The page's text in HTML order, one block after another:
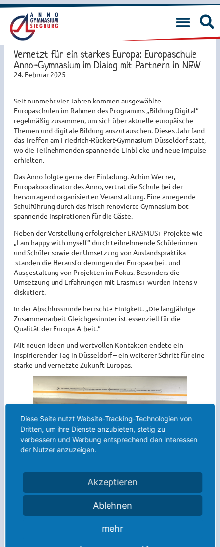
Vernetzt für ein starkes Europa: Europaschule
Anno-Gymnasium im Dialog mit Partnern in NRW
24. Februar 2025
Seit nunmehr vier Jahren kommen ausgewählte
Europaschulen im Rahmen des Programms „Bildung Digital“
regelmäßig zusammen, um sich über aktuelle europäische
Themen und digitale Bildung auszutauschen. Dieses Jahr fand
das Treffen am Friedrich-Rückert-Gymnasium Düsseldorf statt,
wo die Teilnehmenden spannende Einblicke und neue Impulse
erhielten.
Das Anno folgte gerne der Einladung. Achim Werner,
Europakoordinator des Anno, vertrat die Schule bei der
hervorragend organisierten Veranstaltung. Eine anregende
Schulführung durch das frisch renovierte Gymnasium bot
spannende Inspirationen für die Gäste.
Neben der Vorstellung erfolgreicher ERASMUS+ Projekte wie
„I am happy with myself“ durch teilnehmende Schülerinnen
und Schüler sowie der Umsetzung von Auslandspraktika
standen die Herausforderungen der Europaarbeit und
Ausgestaltung von Projekten im Fokus. Besonders die
Umsetzung und Erfahrungen mit Erasmus+ wurden intensiv
diskutiert.
In der Abschlussrunde herrschte Einigkeit: „Die langjährige
Zusammenarbeit Gleichgesinnter ist essenziell für die
Qualität der Europa-Arbeit.“
Mit neuen Ideen und wertvollen Kontakten endete ein
inspirierender Tag in Düsseldorf – ein weiterer Schritt für eine
starke und vernetzte Zukunft Europas.
Diese Seite nutzt Website-Tracking-Technologien von
Dritten, um ihre Dienste anzubieten, stetig zu
verbessern und Werbung entsprechend den Interessen
der Nutzer anzuzeigen.
Akzeptieren
Ablehnen
mehr